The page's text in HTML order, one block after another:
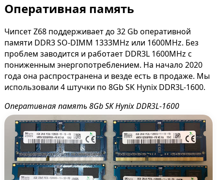
Оперативная память
Чипсет Z68 поддерживает до 32 Gb оперативной
памяти DDR3 SO-DIMM 1333MHz или 1600MHz. Без
проблем заводится и работает DDR3L 1600MHz с
пониженным энергопотреблением. На начало 2020
года она распространена и везде есть в продаже. Мы
использовали 4 штучки по 8Gb SK Hynix DDR3L-1600.
Оперативная память 8Gb SK Hynix DDR3L-1600